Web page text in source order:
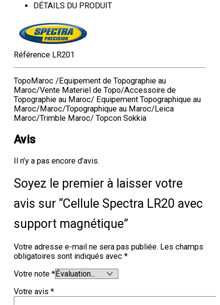
DÉTAILS DU PRODUIT
Référence LR201
TopoMaroc /Equipement de Topographie au
Maroc/Vente Materiel de Topo/Accessoire de
Topographie au Maroc/ Equipement Topographique au
Maroc/Maroc/Topographique au Maroc/Leica
Maroc/Trimble Maroc/ Topcon Sokkia
Avis
Il n’y a pas encore d’avis.
Soyez le premier à laisser votre
avis sur “Cellule Spectra LR20 avec
support magnétique”
Votre adresse e-mail ne sera pas publiée. Les champs
obligatoires sont indiqués avec *
Votre note *
Votre avis *